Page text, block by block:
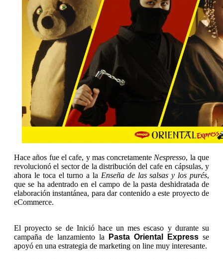
Hace años fue el cafe, y mas concretamente Nespresso, la que
revolucionó el sector de la distribución del cafe en cápsulas, y
ahora le toca el turno a la Enseña de las salsas y los purés,
que se ha adentrado en el campo de la pasta deshidratada de
elaboración instantánea, para dar contenido a este proyecto de
eCommerce.
El proyecto se de Inició hace un mes escaso y durante su
campaña de lanzamiento la
Pasta Oriental Express se
apoyó en una estrategia de marketing on line muy interesante.